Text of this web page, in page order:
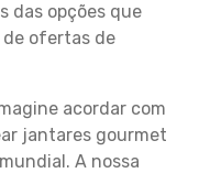
das opções que
de ofertas de
acordar com
jantares gourmet
A nossa